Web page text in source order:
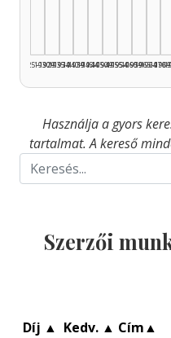
1925–1929
1930–1934
1935–1939
1940–1944
1945–1949
1950–1954
1955–1959
1960–1964
1965–1969
Használja a gyors
tartalmat. A kereső
Szerzői
Díj ▲ Kedv. ▲ Cím▲